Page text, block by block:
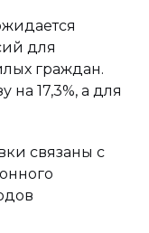
для
граждан.
на 17,3%, а для
связаны с